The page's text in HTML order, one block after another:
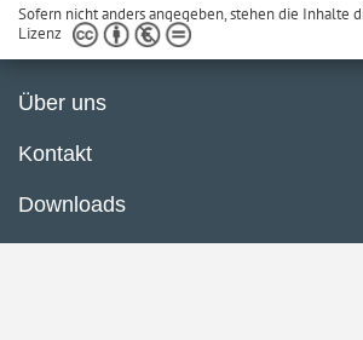
Sofern nicht anders angegeben, stehen die Inhalte
Lizenz
Über uns
Kontakt
Downloads